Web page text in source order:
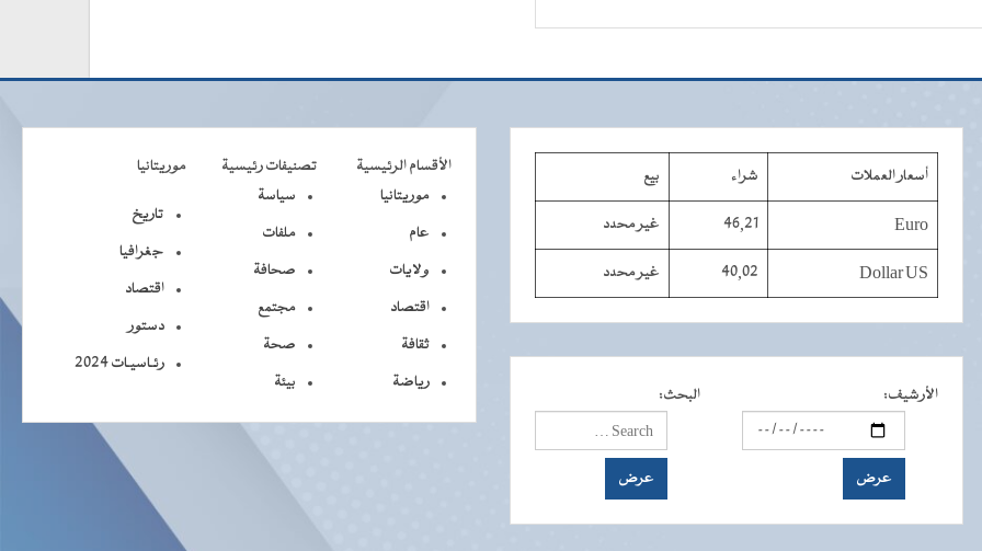
أسعار العملات شراء بيع
Euro
46,21 غير محدد
Dollar US
40,02 غير محدد
الأرشيف: البحث:
الأقسام الرئيسية تصنيفات رئيسية
موريتانيا
موريتانيا
عام
ولايات
اقتصاد
ثقافة
رياضة
سياسة
ملفات
صحافة
مجتمع
صحة
بيئة
تاريخ
جغرافيا
اقتصاد
دستور
رئـاسيـات 2024